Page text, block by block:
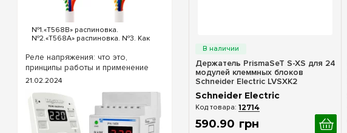
Держатель PrismaSeT S-XS для 24
модулей клеммных блоков
Schneider Electric LVSXK2
Schneider Electric
12714
590.90 грн
№1.«T568B» распиновка.
№2.«T568A» распиновка. №3. Как
«T568B» распиновка интернет
кабеля Порядок проводов схемы
«T568B»: «T568B» 1. Бело...
Реле напряжения: что это,
принципы работы и применение
21.02.2024